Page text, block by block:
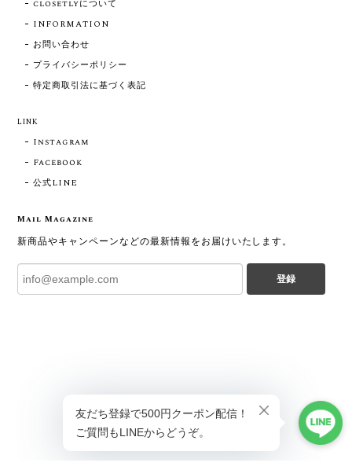
closetlyについて
INFORMATION
お問い合わせ
プライバシーポリシー
特定商取引法に基づく表記
LINK
Instagram
Facebook
公式LINE
Mail Magazine
新商品やキャンペーンなどの最新情報をお届けいたします。
登録